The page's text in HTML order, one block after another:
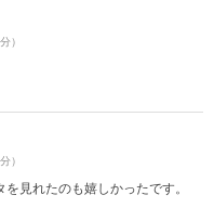
）
）
見れたのも嬉しかったです。